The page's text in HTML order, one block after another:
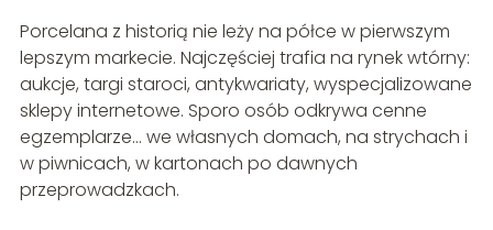
Porcelana z historią nie leży na półce w pierwszym
lepszym markecie. Najczęściej trafia na rynek wtórny:
aukcje, targi staroci, antykwariaty, wyspecjalizowane
sklepy internetowe. Sporo osób odkrywa cenne
egzemplarze… we własnych domach, na strychach i
w piwnicach, w kartonach po dawnych
przeprowadzkach.